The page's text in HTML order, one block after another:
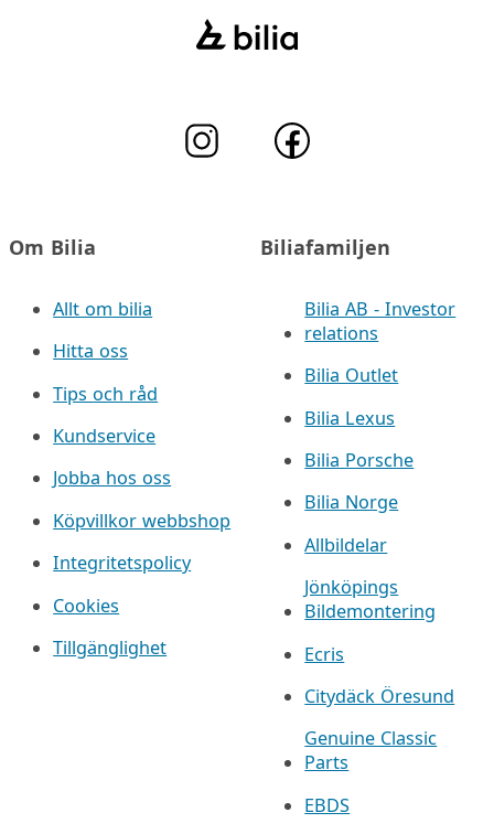
Om Bilia
Allt om bilia
Hitta oss
Tips och råd
Kundservice
Jobba hos oss
Köpvillkor webbshop
Integritetspolicy
Cookies
Tillgänglighet
Biliafamiljen
Bilia AB - Investor
relations
Bilia Outlet
Bilia Lexus
Bilia Porsche
Bilia Norge
Allbildelar
Jönköpings
Bildemontering
Ecris
Citydäck Öresund
Genuine Classic
Parts
EBDS